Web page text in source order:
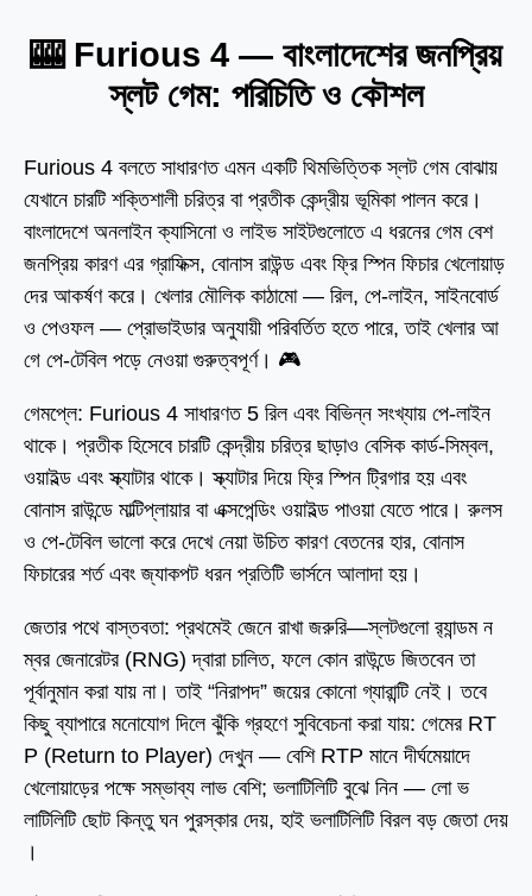
🎰 Furious 4 — বাংলাদেশের জনপ্রিয়
স্লট গেম: পরিচিতি ও কৌশল
Furious 4 বলতে সাধারণত এমন একটি থিমভিত্তিক স্লট গেম বোঝায়
যেখানে চারটি শক্তিশালী চরিত্র বা প্রতীক কেন্দ্রীয় ভূমিকা পালন করে।
বাংলাদেশে অনলাইন ক্যাসিনো ও লাইভ সাইটগুলোতে এ ধরনের গেম বেশ
জনপ্রিয় কারণ এর গ্রাফিক্স, বোনাস রাউন্ড এবং ফ্রি স্পিন ফিচার খেলোয়াড়
দের আকর্ষণ করে। খেলার মৌলিক কাঠামো — রিল, পে-লাইন, সাইনবোর্ড
ও পেওফল — প্রোভাইডার অনুযায়ী পরিবর্তিত হতে পারে, তাই খেলার আ
গে পে-টেবিল পড়ে নেওয়া গুরুত্বপূর্ণ। 🎮
গেমপ্লে: Furious 4 সাধারণত 5 রিল এবং বিভিন্ন সংখ্যায় পে-লাইন
থাকে। প্রতীক হিসেবে চারটি কেন্দ্রীয় চরিত্র ছাড়াও বেসিক কার্ড-সিম্বল,
ওয়াইল্ড এবং স্ক্যাটার থাকে। স্ক্যাটার দিয়ে ফ্রি স্পিন ট্রিগার হয় এবং
বোনাস রাউন্ডে মাল্টিপ্লায়ার বা এক্সপেন্ডিং ওয়াইল্ড পাওয়া যেতে পারে। রুলস
ও পে-টেবিল ভালো করে দেখে নেয়া উচিত কারণ বেতনের হার, বোনাস
ফিচারের শর্ত এবং জ্যাকপট ধরন প্রতিটি ভার্সনে আলাদা হয়।
জেতার পথে বাস্তবতা: প্রথমেই জেনে রাখা জরুরি—স্লটগুলো র‍্যান্ডম ন
ম্বর জেনারেটর (RNG) দ্বারা চালিত, ফলে কোন রাউন্ডে জিতবেন তা
পূর্বানুমান করা যায় না। তাই “নিরাপদ” জয়ের কোনো গ্যারান্টি নেই। তবে
কিছু ব্যাপারে মনোযোগ দিলে ঝুঁকি গ্রহণে সুবিবেচনা করা যায়: গেমের RT
P (Return to Player) দেখুন — বেশি RTP মানে দীর্ঘমেয়াদে
খেলোয়াড়ের পক্ষে সম্ভাব্য লাভ বেশি; ভলাটিলিটি বুঝে নিন — লো ভ
লাটিলিটি ছোট কিন্তু ঘন পুরস্কার দেয়, হাই ভলাটিলিটি বিরল বড় জেতা দেয়
।